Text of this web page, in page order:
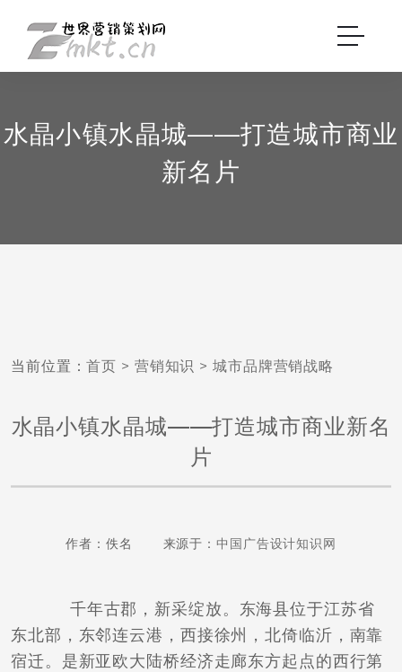
水晶小镇水晶城——打造城市商业
新名片
当前位置：首页 > 营销知识 > 城市品牌营销战略
水晶小镇水晶城——打造城市商业新名
片
作者：佚名 来源于：中国广告设计知识网
千年古郡，新采绽放。东海县位于江苏省
东北部，东邻连云港，西接徐州，北倚临沂，南靠
宿迁。是新亚欧大陆桥经济走廊东方起点的西行第